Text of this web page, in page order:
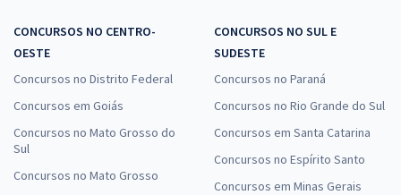
CONCURSOS NO CENTRO-
OESTE
Concursos no Distrito Federal
Concursos em Goiás
Concursos no Mato Grosso do
Sul
Concursos no Mato Grosso
CONCURSOS NO SUL E
SUDESTE
Concursos no Paraná
Concursos no Rio Grande do Sul
Concursos em Santa Catarina
Concursos no Espírito Santo
Concursos em Minas Gerais